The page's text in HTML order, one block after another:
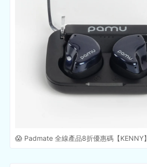
😱 Padmate 全線產品8折優惠碼【KENNY】